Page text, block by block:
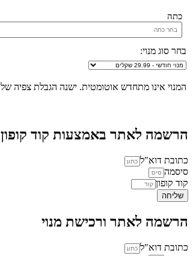
כתה
בחר סוג מנוי:
המנוי אינו מתחדש אוטומטית. ישנה הגבלת צפיה של 20 פתרונות ביום.האתר הינו "שומר שבת", לא ניתן להכנס לאתר ולצפות בפתרונות החל מכניסת שבת/חג ועד לצאת שבת/חג.
הרשמה לאתר באמצעות קוד קופון
כתובת דוא"ל
סיסמה
קוד קופון
שליחה
הרשמה לאתר ורכישת מנוי
כתובת דוא"ל